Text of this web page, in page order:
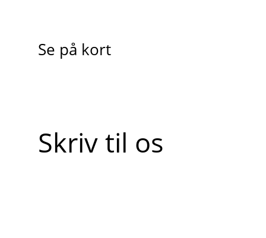
Se på kort
Skriv til os